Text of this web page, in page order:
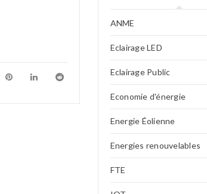
ANME
Eclairage LED
Eclairage Public
Economie d'énergie
Energie Éolienne
Energies renouvelables
FTE